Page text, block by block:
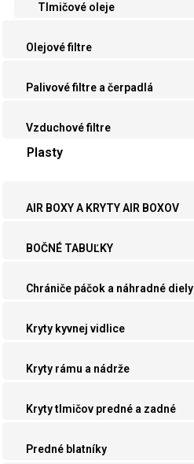
Tlmičové oleje
Olejové filtre
Palivové filtre a čerpadlá
Vzduchové filtre
Plasty
AIR BOXY A KRYTY AIR BOXOV
BOČNÉ TABUĽKY
Chrániče páčok a náhradné diely
Kryty kyvnej vidlice
Kryty rámu a nádrže
Kryty tlmičov predné a zadné
Predné blatníky